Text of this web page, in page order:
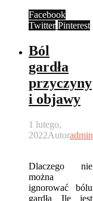
Facebook
Twitter Pinterest
Ból
gardła
przyczyny
i objawy
1 lutego,
2022Autoradmin
Dlaczego nie
można
ignorować bólu
gardła Ile jest